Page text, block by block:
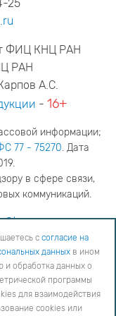
25
ФИЦ КНЦ РАН
РАН
А.С.
- 16+
информации;
77 - 75270. Дата
в сфере связи,
коммуникаций.
79-516
на обработку данных
покинуть сайт. Сбор и обработка
программы "Яндекс Метрика".
Вы можете согласиться на
настройки вашего интернет-
с согласие на
данных в ином
и обработка данных о
программы
для взаимодействия
cookies или